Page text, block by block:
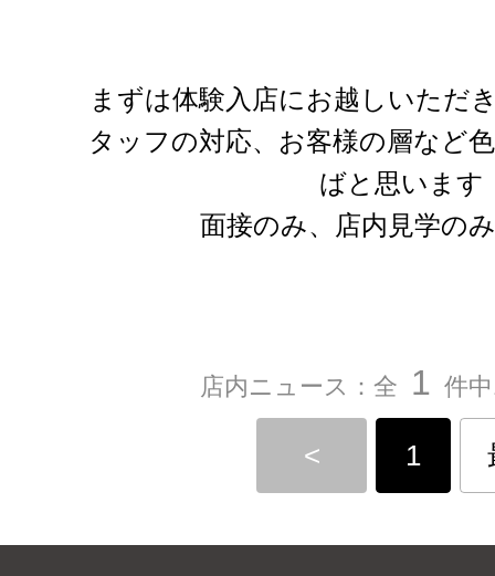
まずは体験入店にお越しいただ
タッフの対応、お客様の層など
ばと思います
面接のみ、店内見学の
店内ニュース：全 1 件
< 1